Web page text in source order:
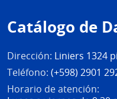
de
página
Catálogo de
Dirección: Liniers 1324
Teléfono: (+598) 2901
Horario de atención: